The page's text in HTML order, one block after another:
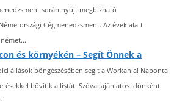
során nyújt megbízható
Cégmenedzsment. Az évek alatt
és környékén – Segít Önnek a
állások böngészésében segít a Workania! Naponta
bővítik a listát. Szóval ajánlatos időnként